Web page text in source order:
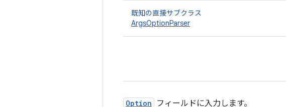
既知の直接サブクラス
ArgsOptionParser
Option
フィールドに入力します。